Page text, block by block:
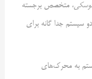
، متخصص برجسته
سیستم جدا گانه برای
به محرک‌های